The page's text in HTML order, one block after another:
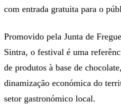
com entrada gratuita para o
Promovido pela Junta de
Sintra, o festival é uma
de produtos à base de
dinamização económica do
setor gastronómico local.